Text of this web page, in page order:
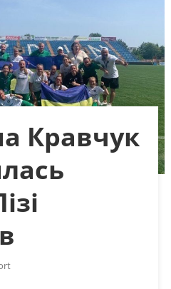
Кравчук